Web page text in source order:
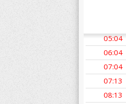
05:04
06:04
07:04
07:13
08:13